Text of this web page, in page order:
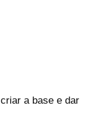
a base e dar